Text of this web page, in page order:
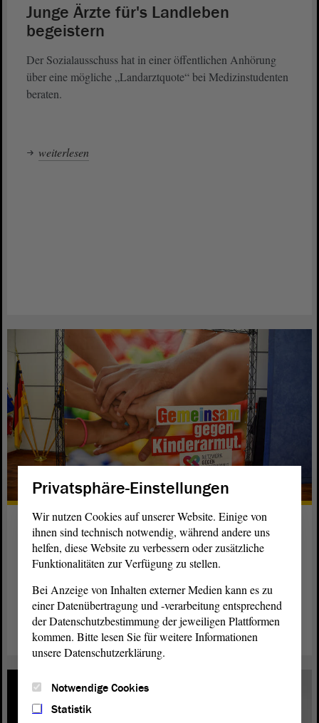
Junge Ärzte für's Landleben
begeistern
Der Sozialausschuss hat in einer öffentlichen Anhörung
über eine mögliche „Landarztquote“ bei Medizinstudenten
beraten.
weiterlesen
Experten sprechen über
Kinderarmut
In Magdeburg hat eine Konferenz gegen Kinderarmut
stattgefunden. Mit dabei war Landtagspräsidentin Gabriele
Brakebusch.
weiterlesen
Privatsphäre-Einstellungen
Wir nutzen Cookies auf unserer Website. Einige von
ihnen sind technisch notwendig, während andere uns
helfen, diese Website zu verbessern oder zusätzliche
Funktionalitäten zur Verfügung zu stellen.
Bei Anzeige von Inhalten externer Medien kann es zu
einer Datenübertragung und -verarbeitung entsprechend
der Datenschutzbestimmung der jeweiligen Plattformen
kommen. Bitte lesen Sie für weitere Informationen
unsere Datenschutzerklärung.
Notwendige Cookies
Statistik